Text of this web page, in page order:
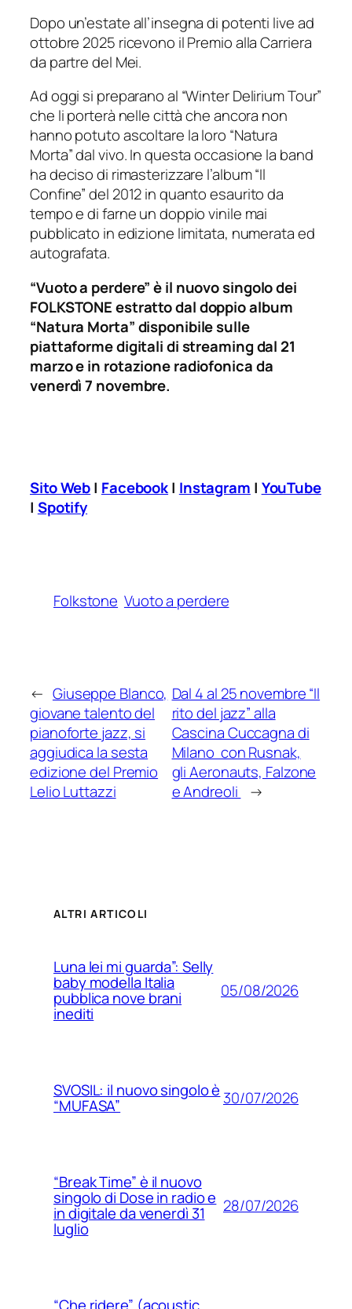
Dopo un’estate all’insegna di potenti live ad
ottobre 2025 ricevono il Premio alla Carriera
da partre del Mei.
Ad oggi si preparano al “Winter Delirium Tour”
che li porterà nelle città che ancora non
hanno potuto ascoltare la loro “Natura
Morta” dal vivo. In questa occasione la band
ha deciso di rimasterizzare l’album “Il
Confine” del 2012 in quanto esaurito da
tempo e di farne un doppio vinile mai
pubblicato in edizione limitata, numerata ed
autografata.
“Vuoto a perdere” è il nuovo singolo dei
FOLKSTONE estratto dal doppio album
“Natura Morta” disponibile sulle
piattaforme digitali di streaming dal 21
marzo e in rotazione radiofonica da
venerdì 7 novembre.
Sito Web| Facebook| Instagram | YouTube
| Spotify
Folkstone Vuoto a perdere
← Giuseppe Blanco,
giovane talento del
pianoforte jazz, si
aggiudica la sesta
edizione del Premio
Lelio Luttazzi
Dal 4 al 25 novembre “Il
rito del jazz” alla
Cascina Cuccagna di
Milano con Rusnak,
gli Aeronauts, Falzone
e Andreoli
→
ALTRI ARTICOLI
Luna lei mi guarda”: Selly
baby modella Italia
pubblica nove brani
inediti
05/08/2026
SVOSIL: il nuovo singolo è
“MUFASA” 30/07/2026
“Break Time” è il nuovo
singolo di Dose in radio e
in digitale da venerdì 31
luglio
28/07/2026